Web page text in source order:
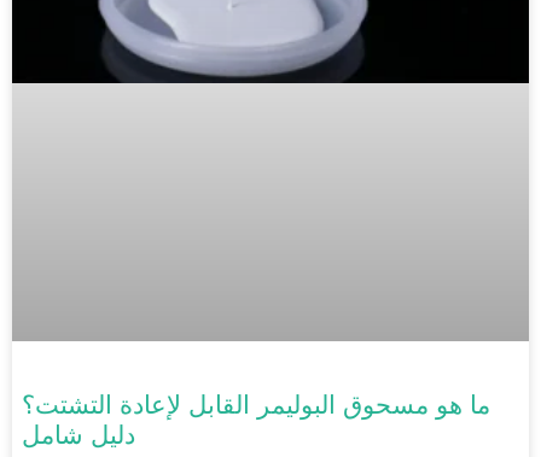
ما هو مسحوق البوليمر القابل لإعادة التشتت؟
دليل شامل